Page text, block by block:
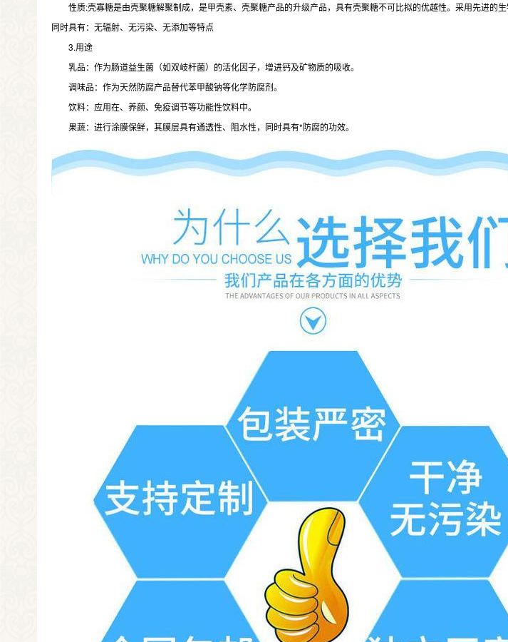
性质:壳寡糖是由壳聚糖解聚制成，是甲壳素、壳聚糖产品的升级产品，具有壳聚糖不可比拟的优越性。采用先进的
同时具有：无辐射、无污染、无添加等特点
3.用途
乳品：作为肠道益生菌（如双岐杆菌）的活化因子，增进钙及矿物质的吸收。
调味品：作为天然防腐产品替代苯甲酸钠等化学防腐剂。
饮料：应用在、养颜、免疫调节等功能性饮料中。
果蔬：进行涂膜保鲜，其膜层具有通透性、阻水性，同时具有*防腐的功效。